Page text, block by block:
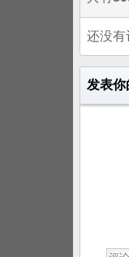
还没有
发表你